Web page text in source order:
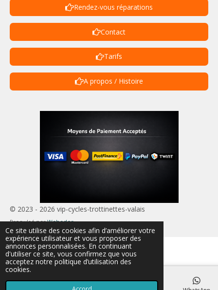
Ce site utilise des cookies afin d’améliorer votre
expérience utilisateur et vous proposer des
annonces personnalisées. En continuant
d'utiliser ce site, vous confirmez que vous
acceptez notre politique d’utilisation des
cookies.
Rendez-vous réparations
Contact
Tarifs
A propos / Histoire
© 2023 - 2026 vip-cycles-trottinettes-valais
Propulsé parWebador